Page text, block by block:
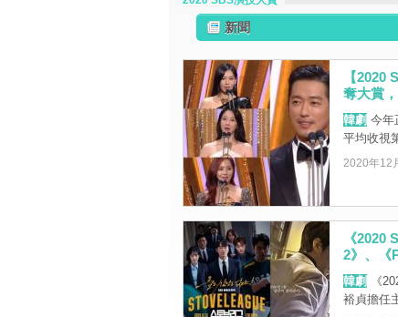
新聞
【2020
奪大賞
韓劇 今年
平均收視
2020年12
《2020
2》、《
韓劇 《
裕貞擔任